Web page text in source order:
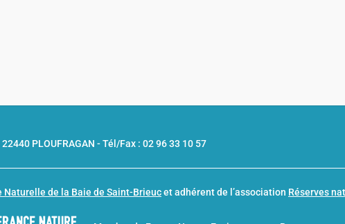
PLOUFRAGAN -Tél/Fax : 02 96 33 10 57
Naturelle de la Baie de Saint-Brieucet adhérent de l’association Réserves